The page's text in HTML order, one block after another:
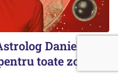
Daniela
toate zodiile